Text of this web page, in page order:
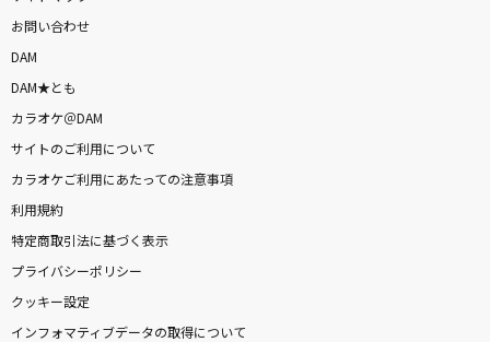
お問い合わせ
DAM
DAM★とも
カラオケ＠DAM
サイトのご利用について
カラオケご利用にあたっての注意事項
利用規約
特定商取引法に基づく表示
プライバシーポリシー
クッキー設定
インフォマティブデータの取得について